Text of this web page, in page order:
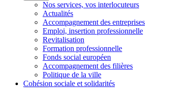
Nos services, vos interlocuteurs
Actualités
Accompagnement des entreprises
Emploi, insertion professionnelle
Revitalisation
Formation professionnelle
Fonds social européen
Accompagnement des filières
Politique de la ville
Cohésion sociale et solidarités